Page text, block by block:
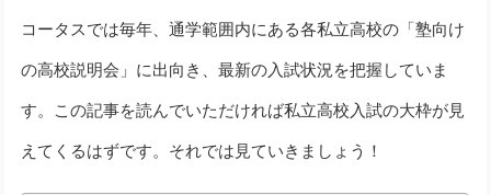
コータスでは毎年、通学範囲内にある各私立高校の「塾向け
の高校説明会」に出向き、最新の入試状況を把握していま
す。この記事を読んでいただければ私立高校入試の大枠が見
えてくるはずです。それでは見ていきましょう！